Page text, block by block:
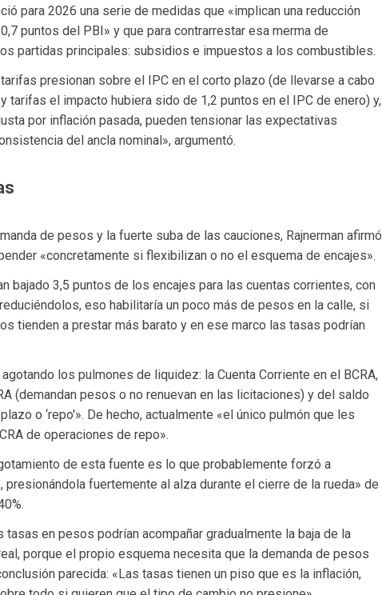
para 2026 una serie de medidas que «implican una reducción
puntos del PBI» y que para contrarrestar esa merma de
partidas principales: subsidios e impuestos a los combustibles.
presionan sobre el IPC en el corto plazo (de llevarse a cabo
tarifas el impacto hubiera sido de 1,2 puntos en el IPC de enero) y,
por inflación pasada, pueden tensionar las expectativas
del ancla nominal», argumentó.
de pesos y la fuerte suba de las cauciones, Rajnerman afirmó
«concretamente si flexibilizan o no el esquema de encajes».
bajado 3,5 puntos de los encajes para las cuentas corrientes, con
eso habilitaría un poco más de pesos en la calle, si
tienden a prestar más barato y en ese marco las tasas podrían
los pulmones de liquidez: la Cuenta Corriente en el BCRA,
(demandan pesos o no renuevan en las licitaciones) y del saldo
o ‘repo'». De hecho, actualmente «el único pulmón que les
de operaciones de repo».
de esta fuente es lo que probablemente forzó a
presionándola fuertemente al alza durante el cierre de la rueda» de
tasas en pesos podrían acompañar gradualmente la baja de la
porque el propio esquema necesita que la demanda de pesos
parecida: «Las tasas tienen un piso que es la inflación,